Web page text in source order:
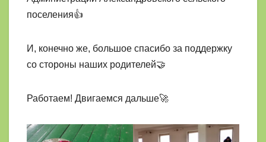
поселения👍
И, конечно же, большое спасибо за поддержку
со стороны наших родителей🤝
Работаем! Двигаемся дальше🚀